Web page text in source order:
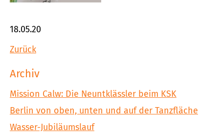
18.05.20
Zurück
Archiv
Mission Calw: Die Neuntklässler beim KSK
Berlin von oben, unten und auf der Tanzfläche
Wasser-Jubiläumslauf